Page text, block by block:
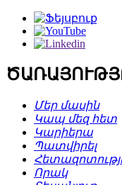
Մեր մասին
Կապ մեզ հետ
Կարիերա
Պատվիրել
Որակ